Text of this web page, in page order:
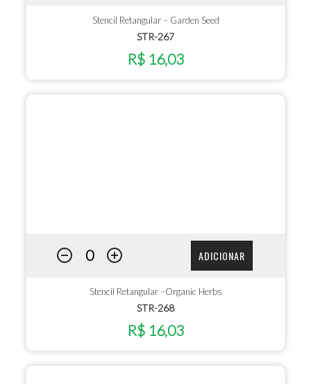
Stencil Retangular – Garden Seed
STR-267
R$ 16,03
ADICIONAR
Stencil Retangular –Organic Herbs
STR-268
R$ 16,03